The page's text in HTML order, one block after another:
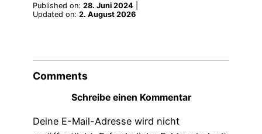
Published on: 28. Juni 2024
Updated on: 2. August 2026
Comments
Schreibe einen Kommentar
Deine E-Mail-Adresse wird nicht